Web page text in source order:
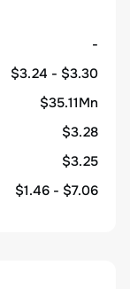
-
$3.24 - $3.30
$35.11Mn
$3.28
$3.25
$1.46 - $7.06